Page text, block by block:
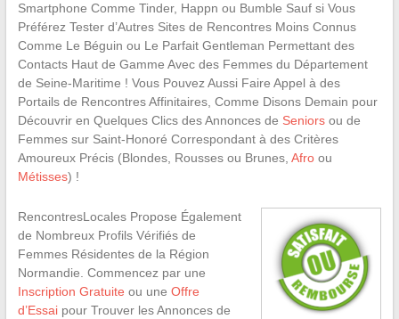
Smartphone Comme Tinder, Happn ou Bumble Sauf si Vous
Préférez Tester d’Autres Sites de Rencontres Moins Connus
Comme Le Béguin ou Le Parfait Gentleman Permettant des
Contacts Haut de Gamme Avec des Femmes du Département
de Seine-Maritime ! Vous Pouvez Aussi Faire Appel à des
Portails de Rencontres Affinitaires, Comme Disons Demain pour
Découvrir en Quelques Clics des Annonces de Seniorsou de
Femmes sur Saint-Honoré Correspondant à des Critères
Amoureux Précis (Blondes, Rousses ou Brunes, Afroou
Métisses) !
RencontresLocales Propose Également
de Nombreux Profils Vérifiés de
Femmes Résidentes de la Région
Normandie. Commencez par une
Inscription Gratuite ou une Offre
d’Essaipour Trouver les Annonces de